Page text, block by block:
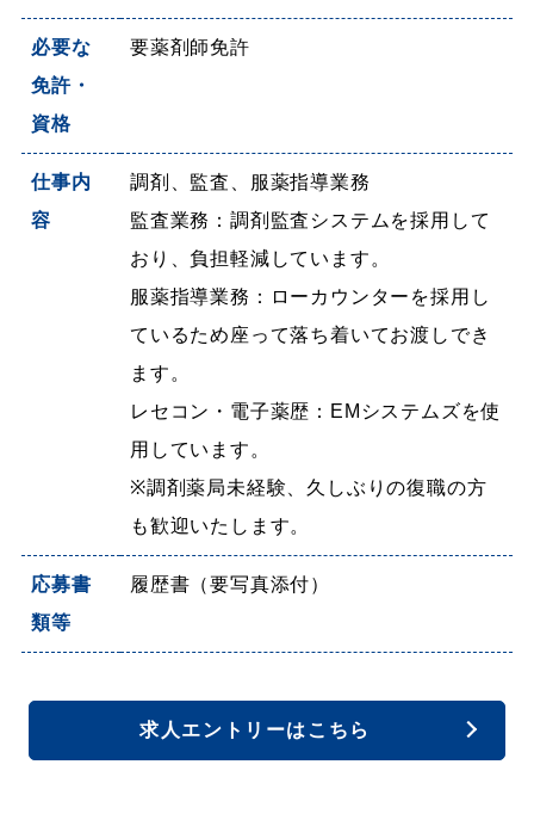
必要な
免許・
資格
要薬剤師免許
仕事内
容
調剤、監査、服薬指導業務
監査業務：調剤監査システムを採用して
おり、負担軽減しています。
服薬指導業務：ローカウンターを採用し
ているため座って落ち着いてお渡しでき
ます。
レセコン・電子薬歴：EMシステムズを使
用しています。
※調剤薬局未経験、久しぶりの復職の方
も歓迎いたします。
応募書
類等
履歴書（要写真添付）
求人エントリーはこちら